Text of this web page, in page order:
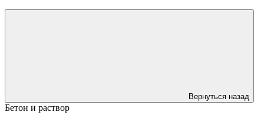
Вернуться назад
Бетон и раствор